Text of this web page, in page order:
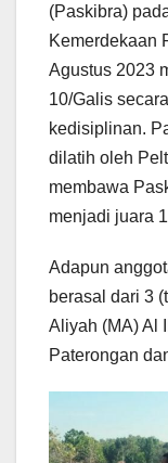
(Paskibra)
Kemerdekaan
Agustus 2023
10/Galis
kedisiplinan.
dilatih oleh
membawa
menjadi juara
Adapun
berasal dari 3
Aliyah (MA) Al
Paterongan